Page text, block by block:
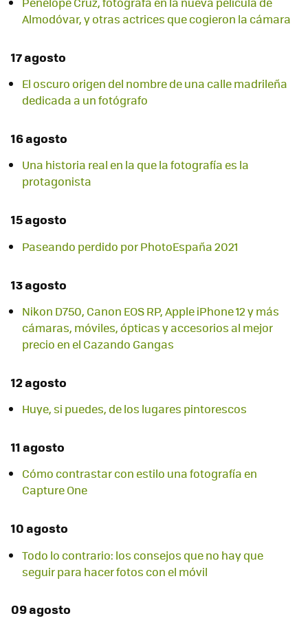
Almodóvar, y otras actrices que cogieron la cámara
17 agosto
El oscuro origen del nombre de una calle madrileña
dedicada a un fotógrafo
16 agosto
Una historia real en la que la fotografía es la
protagonista
15 agosto
Paseando perdido por PhotoEspaña 2021
13 agosto
Nikon D750, Canon EOS RP, Apple iPhone 12 y más
cámaras, móviles, ópticas y accesorios al mejor
precio en el Cazando Gangas
12 agosto
Huye, si puedes, de los lugares pintorescos
11 agosto
Cómo contrastar con estilo una fotografía en
Capture One
10 agosto
Todo lo contrario: los consejos que no hay que
seguir para hacer fotos con el móvil
09 agosto